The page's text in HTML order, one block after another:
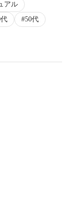
アル
50代